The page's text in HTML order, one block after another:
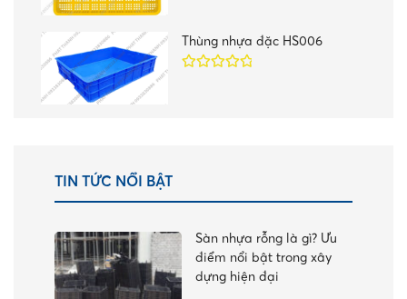
Thùng nhựa đặc HS006
TIN TỨC NỔI BẬT
Sàn nhựa rỗng là gì? Ưu
điểm nổi bật trong xây
dựng hiện đại